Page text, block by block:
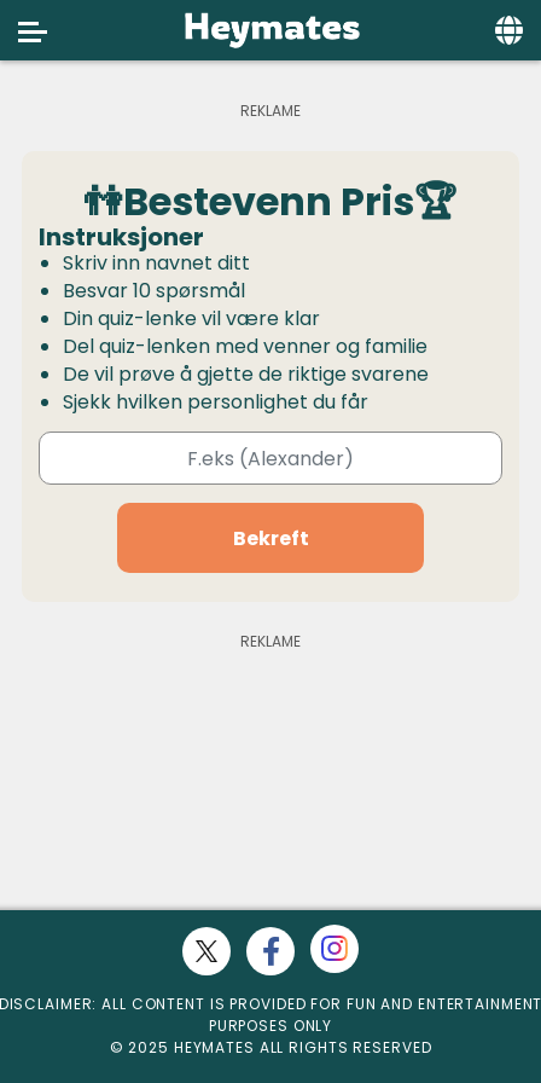
Privacy
Terms & Conditions
About us
Contact us
👫Bestevenn Pris🏆
Instruksjoner
Skriv inn navnet ditt
Besvar 10 spørsmål
Din quiz-lenke vil være klar
Del quiz-lenken med venner og familie
De vil prøve å gjette de riktige svarene
Sjekk hvilken personlighet du får
Bekreft
ALL CONTENT IS PROVIDED FOR FUN AND
PURPOSES ONLY
© 2025 HEYMATES ALL RIGHTS RESERVED